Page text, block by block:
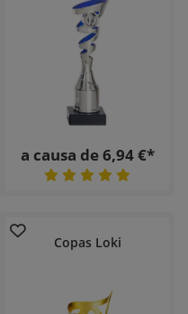
a causa de 6,94 €*
Copas Loki